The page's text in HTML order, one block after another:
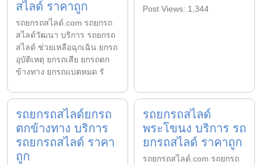
สไลด์ ราคาถูก
รถยกรถสไลด์.com รถยกรถ
สไลด์วัฒนา บริการ รถยกรถ
สไลด์ ช่วยเหลือฉุกเฉิน ยกรถ
อุบัติเหตุ ยกรถเสีย ยกรถตก
ข้างทาง ยกรถแบตหมด รั
Post Views: 1,344
รถยกรถสไลด์ยกรถ
ตกข้างทาง บริการ
รถยกรถสไลด์ ราคา
ถูก
รถยกรถสไลด์
พระโขนง บริการ รถ
ยกรถสไลด์ ราคาถูก
รถยกรถสไลด์.com รถยกรถ